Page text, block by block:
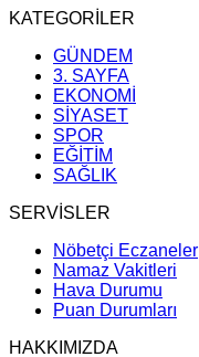
KATEGORİLER
GÜNDEM
3. SAYFA
EKONOMİ
SİYASET
SPOR
EĞİTİM
SAĞLIK
SERVİSLER
Nöbetçi Eczaneler
Namaz Vakitleri
Hava Durumu
Puan Durumları
HAKKIMIZDA